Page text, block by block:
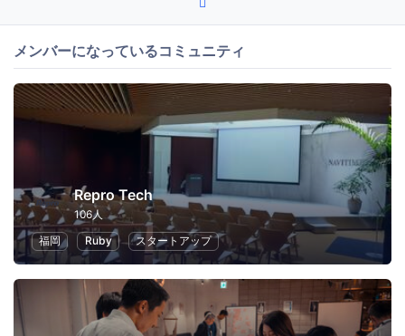
メンバーになっているコミュニティ
Repro Tech
106人
福岡
Ruby スタートアップ